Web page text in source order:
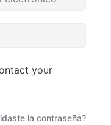
your
la contraseña?